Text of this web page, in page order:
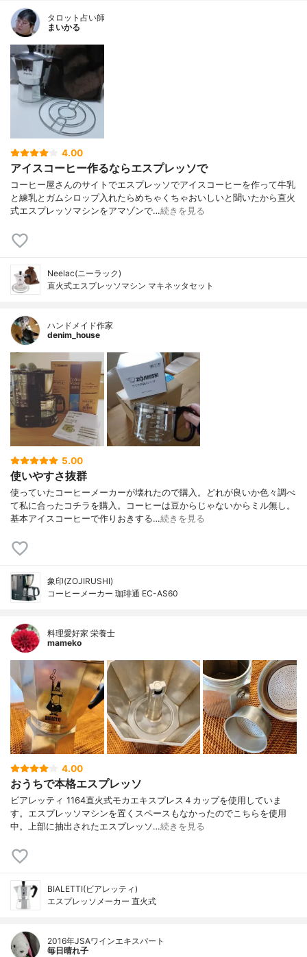
タロット占い師
まいかる
4.00
アイスコーヒー作るならエスプレッソで
コーヒー屋さんのサイトでエスプレッソでアイスコーヒーを作って牛乳
と練乳とガムシロップ入れたらめちゃくちゃおいしいと聞いたから直火
式エスプレッソマシンをアマゾンで…続きを見る
Neelac(ニーラック)
直火式エスプレッソマシン マキネッタセット
ハンドメイド作家
denim_house
5.00
使いやすさ抜群
使っていたコーヒーメーカーが壊れたので購入。どれが良いか色々調べ
て私に合ったコチラを購入。コーヒーは豆からじゃないからミル無し。
基本アイスコーヒーで作りおきする…続きを見る
象印(ZOJIRUSHI)
コーヒーメーカー 珈琲通 EC-AS60
料理愛好家 栄養士
mameko
4.00
おうちで本格エスプレッソ
ビアレッティ 1164直火式モカエキスプレス４カップを使用していま
す。エスプレッソマシンを置くスペースもなかったのでこちらを使用
中。上部に抽出されたエスプレッソ…続きを見る
BIALETTI(ビアレッティ)
エスプレッソメーカー 直火式
2016年JSAワインエキスパート
毎日晴れ子